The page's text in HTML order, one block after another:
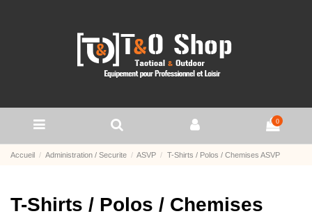
0
Accueil Administration / Securite ASVP T-Shirts / Polos / Chemises ASVP
T-Shirts / Polos / Chemises